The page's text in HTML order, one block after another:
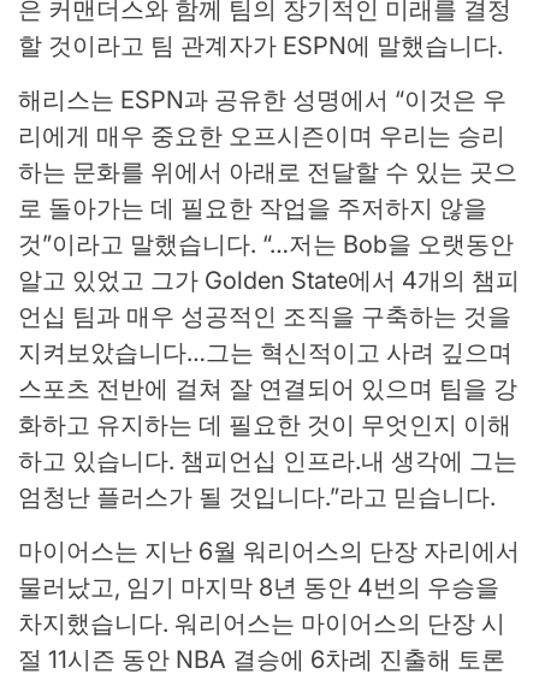
은 커맨더스와 함께 팀의 장기적인 미래를 결정
할 것이라고 팀 관계자가 ESPN에 말했습니다.
해리스는 ESPN과 공유한 성명에서 “이것은 우
리에게 매우 중요한 오프시즌이며 우리는 승리
하는 문화를 위에서 아래로 전달할 수 있는 곳으
로 돌아가는 데 필요한 작업을 주저하지 않을
것”이라고 말했습니다. “…저는 Bob을 오랫동안
알고 있었고 그가 Golden State에서 4개의 챔피
언십 팀과 매우 성공적인 조직을 구축하는 것을
지켜보았습니다…그는 혁신적이고 사려 깊으며
스포츠 전반에 걸쳐 잘 연결되어 있으며 팀을 강
화하고 유지하는 데 필요한 것이 무엇인지 이해
하고 있습니다. 챔피언십 인프라.내 생각에 그는
엄청난 플러스가 될 것입니다.”라고 믿습니다.
마이어스는 지난 6월 워리어스의 단장 자리에서
물러났고, 임기 마지막 8년 동안 4번의 우승을
차지했습니다. 워리어스는 마이어스의 단장 시
절 11시즌 동안 NBA 결승에 6차례 진출해 토론